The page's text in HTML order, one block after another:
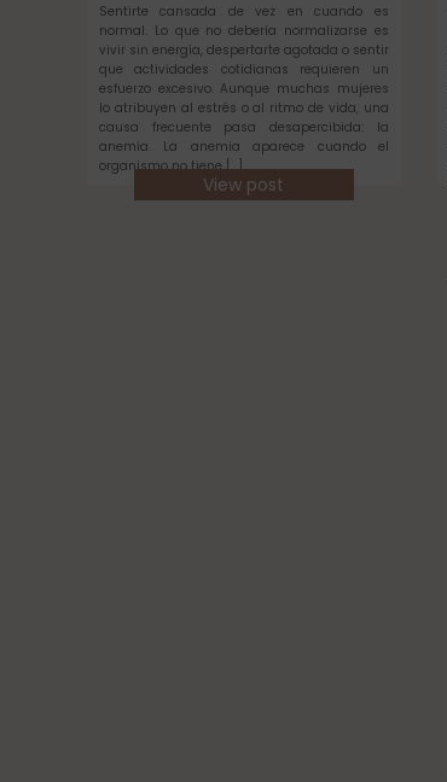
Sentirte cansada de vez en cuando es
normal. Lo que no debería normalizarse es
vivir sin energía, despertarte agotada o sentir
que actividades cotidianas requieren un
esfuerzo excesivo. Aunque muchas mujeres
lo atribuyen al estrés o al ritmo de vida, una
causa frecuente pasa desapercibida: la
anemia. La anemia aparece cuando el
organismo no tiene […]
View post